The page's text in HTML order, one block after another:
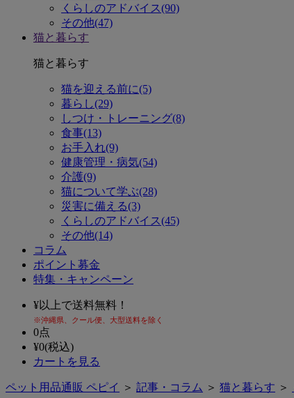
くらしのアドバイス(90)
その他(47)
猫と暮らす
猫と暮らす
猫を迎える前に(5)
暮らし(29)
しつけ・トレーニング(8)
食事(13)
お手入れ(9)
健康管理・病気(54)
介護(9)
猫について学ぶ(28)
災害に備える(3)
くらしのアドバイス(45)
その他(14)
コラム
ポイント募金
特集・キャンペーン
¥以上で送料無料！
※沖縄県、クール便、大型送料を除く
0点
¥0(税込)
カートを見る
ペット用品通販 ペピイ ＞ 記事・コラム ＞ 猫と暮らす ＞